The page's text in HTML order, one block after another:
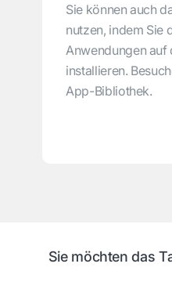
Sie können auch
nutzen, indem Sie
Anwendungen auf
installieren.
App-Bibliothek.
Sie möchten das